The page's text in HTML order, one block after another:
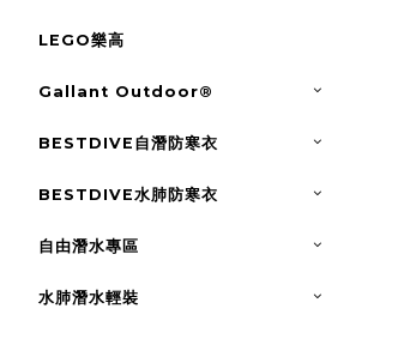
LEGO樂高
Gallant Outdoor®️
BESTDIVE自潛防寒衣
BESTDIVE水肺防寒衣
自由潛水專區
水肺潛水輕裝